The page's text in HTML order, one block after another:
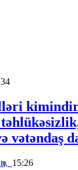
vətəndaş
15:26